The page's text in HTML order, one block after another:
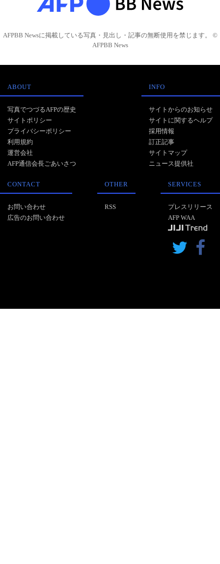
AFPBB Newsに掲載している写真・見出し・記事の無断使用を禁じます。 ©
AFPBB News
ABOUT
写真でつづるAFPの歴史
サイトポリシー
プライバシーポリシー
利用規約
運営会社
AFP通信会長ごあいさつ
INFO
サイトからのお知らせ
サイトに関するヘルプ
採用情報
訂正記事
サイトマップ
ニュース提供社
CONTACT
お問い合わせ
広告のお問い合わせ
OTHER
RSS
SERVICES
プレスリリース
AFP WAA